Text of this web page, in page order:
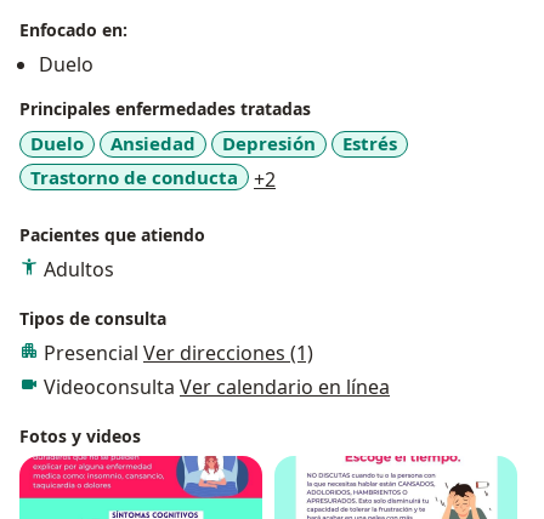
podemos transformar la manera en que pensamos
sobre ello y desarrollar habilidades para afrontar los
desafíos presentes y futuros, lo que nos permitirá
resolver nuestros problemas y mejorar nuestra
calidad de vida.
Si estás buscando superar obstáculos emocionales y
ayudarte.
Enfocado en:
Duelo
Principales enfermedades tratadas
Duelo Ansiedad Depresión
Estrés
Trastorno de conducta
+2
Pacientes que atiendo
Adultos
Tipos de consulta
Presencial Ver direcciones (1)
Videoconsulta Ver calendario en línea
Fotos y videos